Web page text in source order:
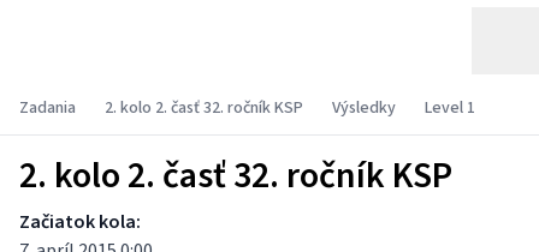
Zadania 2. kolo 2. časť 32. ročník KSP Výsledky Level 1
2. kolo 2. časť 32. ročník KSP
Začiatok kola: